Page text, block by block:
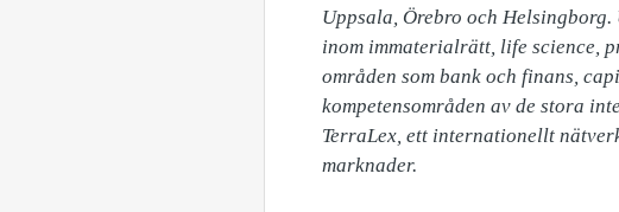
Uppsala, Örebro och
inom immaterialrätt, life science,
områden som bank och finans,
kompetensområden av de stora
TerraLex, ett internationellt
marknader.